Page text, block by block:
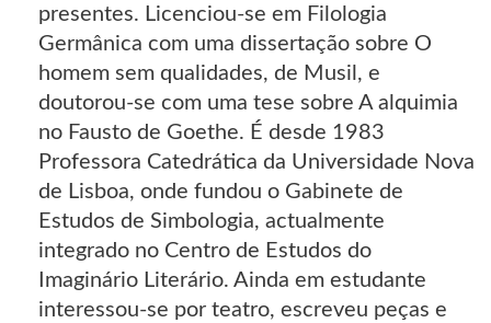
presentes. Licenciou-se em Filologia
Germânica com uma dissertação sobre O
homem sem qualidades, de Musil, e
doutorou-se com uma tese sobre A alquimia
no Fausto de Goethe. É desde 1983
Professora Catedrática da Universidade Nova
de Lisboa, onde fundou o Gabinete de
Estudos de Simbologia, actualmente
integrado no Centro de Estudos do
Imaginário Literário. Ainda em estudante
interessou-se por teatro, escreveu peças e